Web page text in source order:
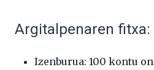
Argitalpenaren fitxa:
Izenburua: 100 kontu